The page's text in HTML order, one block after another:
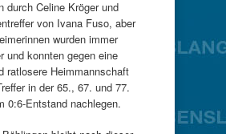
durch Celine Kröger und
von Ivana Fuso, aber
wurden immer
und konnten gegen eine
ratlosere Heimmannschaft
in der 65., 67. und 77.
0:6-Entstand nachlegen.